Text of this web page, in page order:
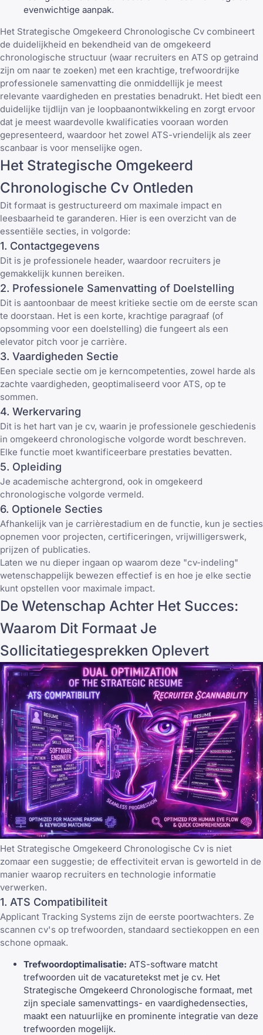
evenwichtige aanpak.
Het Strategische Omgekeerd Chronologische Cv combineert
de duidelijkheid en bekendheid van de omgekeerd
chronologische structuur (waar recruiters en ATS op getraind
zijn om naar te zoeken) met een krachtige, trefwoordrijke
professionele samenvatting die onmiddellijk je meest
relevante vaardigheden en prestaties benadrukt. Het biedt een
duidelijke tijdlijn van je loopbaanontwikkeling en zorgt ervoor
dat je meest waardevolle kwalificaties vooraan worden
gepresenteerd, waardoor het zowel ATS-vriendelijk als zeer
scanbaar is voor menselijke ogen.
Het Strategische Omgekeerd
Chronologische Cv Ontleden
Dit formaat is gestructureerd om maximale impact en
leesbaarheid te garanderen. Hier is een overzicht van de
essentiële secties, in volgorde:
1. Contactgegevens
Dit is je professionele header, waardoor recruiters je
gemakkelijk kunnen bereiken.
2. Professionele Samenvatting of Doelstelling
Dit is aantoonbaar de meest kritieke sectie om de eerste scan
te doorstaan. Het is een korte, krachtige paragraaf (of
opsomming voor een doelstelling) die fungeert als een
elevator pitch voor je carrière.
3. Vaardigheden Sectie
Een speciale sectie om je kerncompetenties, zowel harde als
zachte vaardigheden, geoptimaliseerd voor ATS, op te
sommen.
4. Werkervaring
Dit is het hart van je cv, waarin je professionele geschiedenis
in omgekeerd chronologische volgorde wordt beschreven.
Elke functie moet kwantificeerbare prestaties bevatten.
5. Opleiding
Je academische achtergrond, ook in omgekeerd
chronologische volgorde vermeld.
6. Optionele Secties
Afhankelijk van je carrièrestadium en de functie, kun je secties
opnemen voor projecten, certificeringen, vrijwilligerswerk,
prijzen of publicaties.
Laten we nu dieper ingaan op waarom deze "cv-indeling"
wetenschappelijk bewezen effectief is en hoe je elke sectie
kunt opstellen voor maximale impact.
De Wetenschap Achter Het Succes:
Waarom Dit Formaat Je
Sollicitatiegesprekken Oplevert
Het Strategische Omgekeerd Chronologische Cv is niet
zomaar een suggestie; de effectiviteit ervan is geworteld in de
manier waarop recruiters en technologie informatie
verwerken.
1. ATS Compatibiliteit
Applicant Tracking Systems zijn de eerste poortwachters. Ze
scannen cv's op trefwoorden, standaard sectiekoppen en een
schone opmaak.
Trefwoordoptimalisatie: ATS-software matcht
trefwoorden uit de vacaturetekst met je cv. Het
Strategische Omgekeerd Chronologische formaat, met
zijn speciale samenvattings- en vaardighedensecties,
maakt een natuurlijke en prominente integratie van deze
trefwoorden mogelijk.